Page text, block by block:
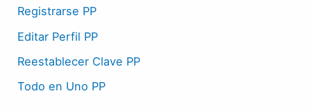
Registrarse PP
Editar Perfil PP
Reestablecer Clave PP
Todo en Uno PP